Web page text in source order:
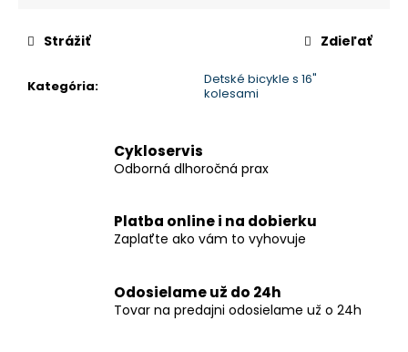
Kategória:
Detské bicykle s 16"
kolesami
Strážiť Zdieľať
Cykloservis
Odborná dlhoročná prax
Platba online i na dobierku
Zaplaťte ako vám to vyhovuje
Odosielame už do 24h
Tovar na predajni odosielame už o 24h
RUBY
STARORUŽOVÁ